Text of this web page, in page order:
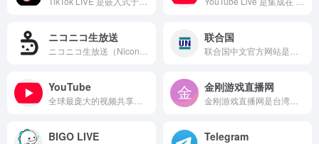
ニコニコ生放送 联合国
YouTube 金刚游戏直播网
BIGO LIVE Telegram